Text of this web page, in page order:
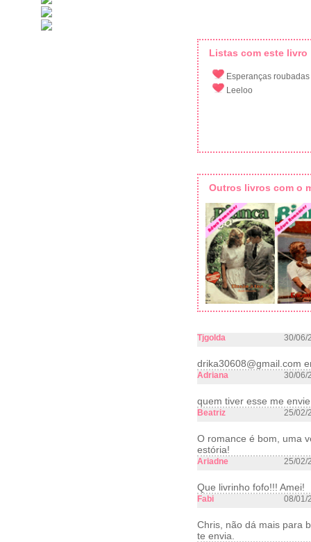
Listas com este livro
Esperanças roubadas
Leeloo
Outros livros com o
Tjgolda 30/06/
drika30608@gmail.com
Adriana 30/06/
quem tiver esse me
Beatriz 25/02/
O romance é bom, uma
estória!
Ariadne 25/02/
Que livrinho fofo!!! Amei!
Fabi 08/01/
Chris, não dá mais para
te envia.